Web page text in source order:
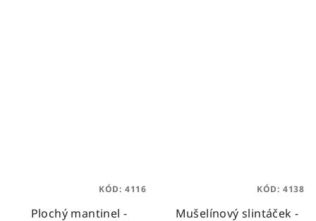
Plochý mantinel -
KÓD: 4116
Mušelínový slintáček -
KÓD: 4138